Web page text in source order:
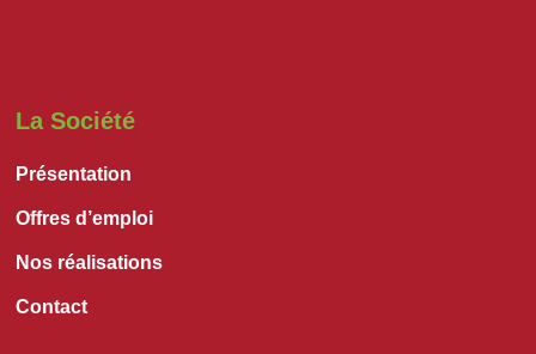
La Société
Présentation
Offres d’emploi
Nos réalisations
Contact